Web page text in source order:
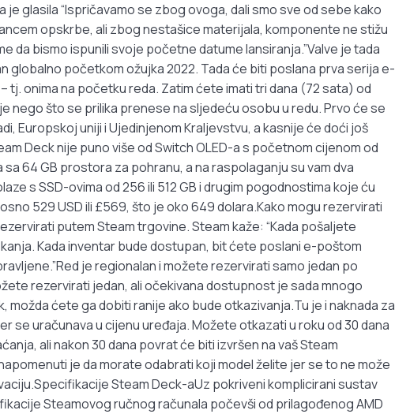
glasila “Ispričavamo se zbog ovoga, dali smo sve od sebe kako
opskrbe, ali zbog nestašice materijala, komponente ne stižu
da bismo ispunili svoje početne datume lansiranja.”Valve je tada
globalno početkom ožujka 2022. Tada će biti poslana prva serija e-
tj. onima na početku reda. Zatim ćete imati tri dana (72 sata) od
nego što se prilika prenese na sljedeću osobu u redu. Prvo će se
Europskoj uniji i Ujedinjenom Kraljevstvu, a kasnije će doći još
Deck nije puno više od Switch OLED-a s početnom cijenom od
64 GB prostora za pohranu, a na raspolaganju su vam dva
s SSD-ovima od 256 ili 512 GB i drugim pogodnostima koje ću
529 USD ili £569, što je oko 649 dolara.Kako mogu rezervirati
putem Steam trgovine. Steam kaže: “Kada pošaljete
Kada inventar bude dostupan, bit ćete poslani e-poštom
je regionalan i možete rezervirati samo jedan po
rezervirati jedan, ali očekivana dostupnost je sada mnogo
možda ćete ga dobiti ranije ako bude otkazivanja.Tu je i naknada za
se uračunava u cijenu uređaja. Možete otkazati u roku od 30 dana
ali nakon 30 dana povrat će biti izvršen na vaš Steam
je da morate odabrati koji model želite jer se to ne može
Steam Deck-aUz pokriveni komplicirani sustav
Steamovog ručnog računala počevši od prilagođenog AMD